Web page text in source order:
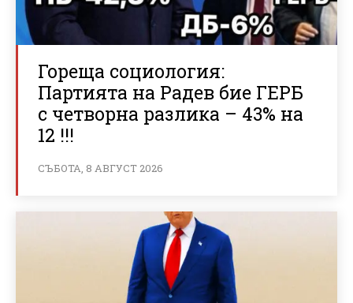
Гореща социология:
Партията на Радев бие ГЕРБ
с четворна разлика – 43% на
12 !!!
СЪБОТА, 8 АВГУСТ 2026